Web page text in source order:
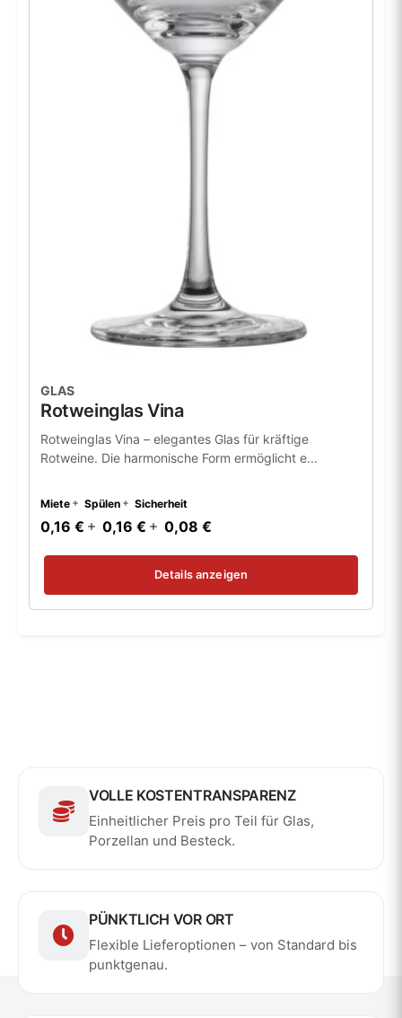
GLAS
Rotweinglas Vina
Rotweinglas Vina – elegantes Glas für kräftige
Rotweine. Die harmonische Form ermöglicht e...
Miete Spülen Sicherheit
0,16 € 0,16 € 0,08 €
Details anzeigen
VOLLE KOSTENTRANSPARENZ
Einheitlicher Preis pro Teil für Glas,
Porzellan und Besteck.
PÜNKTLICH VOR ORT
Flexible Lieferoptionen – von Standard bis
punktgenau.